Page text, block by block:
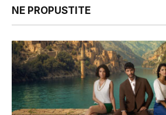
NE PROPUSTITE